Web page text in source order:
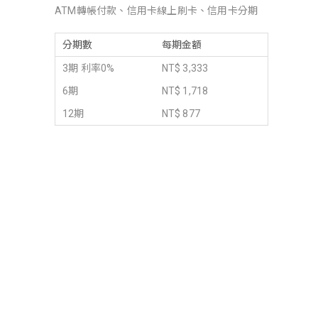
ATM轉帳付款、信用卡線上刷卡、信用卡分期
分期數 每期金額
3期 利率0%
NT$ 3,333
6期
NT$ 1,718
12期
NT$ 877